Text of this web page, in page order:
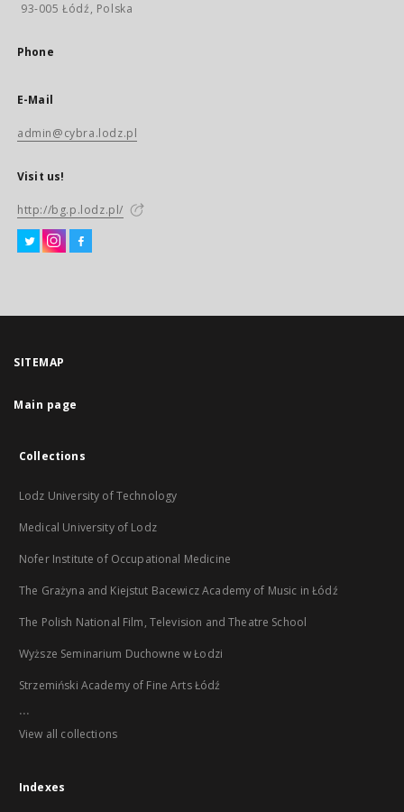
93-005 Łódź, Polska
Phone
E-Mail
admin@cybra.lodz.pl
Visit us!
http://bg.p.lodz.pl/
SITEMAP
Main page
Collections
Lodz University of Technology
Medical University of Lodz
Nofer Institute of Occupational Medicine
The Grażyna and Kiejstut Bacewicz Academy of Music in Łódź
The Polish National Film, Television and Theatre School
Wyższe Seminarium Duchowne w Łodzi
Strzemiński Academy of Fine Arts Łódź
...
View all collections
Indexes